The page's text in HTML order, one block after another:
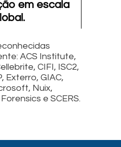
em escala
ACS Institute,
CIFI, ISC2,
Exterro, GIAC,
Nuix,
e SCERS.